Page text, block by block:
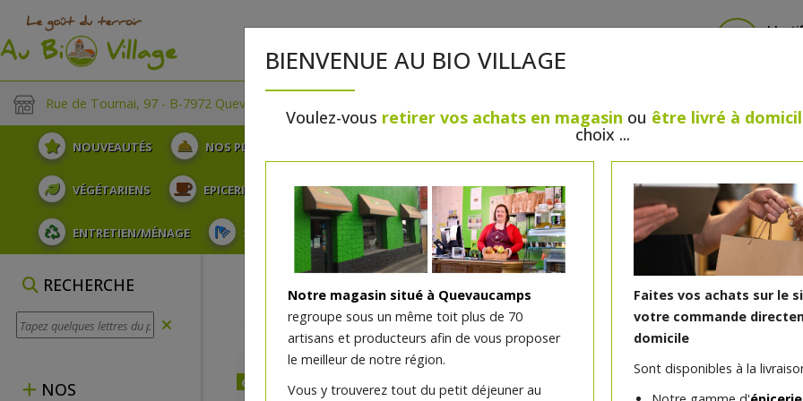
Rue de Tournai, 97 - B-7972 Quevaucamps
NOUVEAUTÉS NOS PLATEAUX
VÉGÉTARIENS EPICERIE PLATS TRAITEUR BOULANGERIE / PÂTISSERIE SANS GLUTEN, SANS
ENTRETIEN/MÉNAGE SOINS ET HYGIÈNE DU CORPS BEAUTÉ HUILES ESSENTIELLES MAISON
RECHERCHE
NOS
BIENVENUE AU BIO VILLAGE
Voulez-vous retirer vos achats en magasin ou être livré à
choix ...
Notre magasin situé à Quevaucamps
regroupe sous un même toit plus de 70
artisans et producteurs afin de vous proposer
le meilleur de notre région.
Vous y trouverez tout du petit déjeuner au
Faites vos achats sur le
votre commande
domicile
Sont disponibles à la
dès mercredi 12/08
Gel douche Coeur